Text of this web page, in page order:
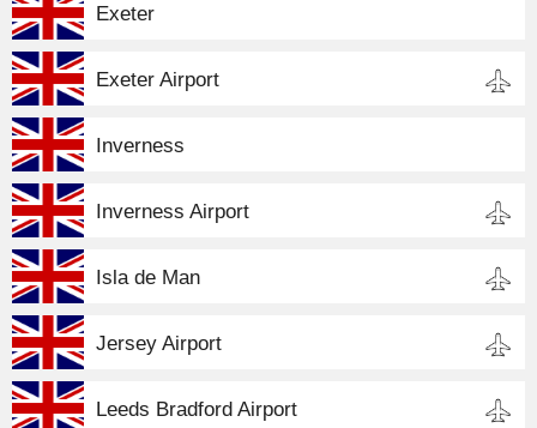
Exeter
Exeter Airport
Inverness
Inverness Airport
Isla de Man
Jersey Airport
Leeds Bradford Airport